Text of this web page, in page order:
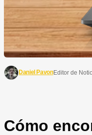
Daniel PavonEditor de
Cómo